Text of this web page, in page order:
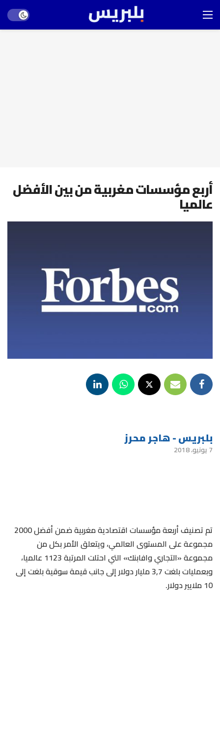
mode
أربع مؤسسات مغربية من بين الأفضل
عالميا
بلبريس - هاجر محرز
7 يونيو، 2018
تم تصنيف أربعة مؤسسات اقتصادية مغربية ضمن أفضل 2000
مجموعة على المستوى العالمي، ويتعلق الأمر بكل من
مجموعة «التجاري وافابنك» التي احتلت المرتبة 1123 عالميا،
وبعمليات بلغت 3,7 مليار دولار إلى جانب قيمة سوقية بلغت إلى
10 ملايير دولار.